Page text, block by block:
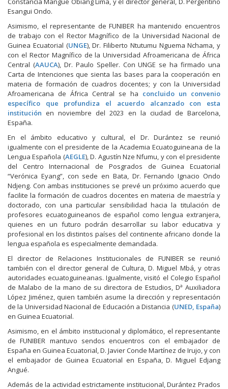
Esangui Ondo.
Asimismo, el representante de FUNIBER ha mantenido encuentros
de trabajo con el Rector Magnífico de la Universidad Nacional de
Guinea Ecuatorial (UNGE), Dr. Filiberto Ntutumu Nguema Nchama, y
con el Rector Magnífico de la Universidad Afroamericana de África
Central (AAUCA), Dr. Paulo Speller. Con UNGE se ha firmado una
Carta de Intenciones que sienta las bases para la cooperación en
materia de formación de cuadros docentes; y con la Universidad
Afroamericana de África Central se ha concluido un convenio
específico que profundiza el acuerdo alcanzado con esta
institución en noviembre del 2023 en la ciudad de Barcelona,
España.
En el ámbito educativo y cultural, el Dr. Durántez se reunió
igualmente con el presidente de la Academia Ecuatoguineana de la
Lengua Española (AEGLE), D. Agustín Nze Nfumu, y con el presidente
del Centro Internacional de Posgrados de Guinea Ecuatorial
“Verónica Eyang”, con sede en Bata, Dr. Fernando Ignacio Ondo
Ndjeng. Con ambas instituciones se prevé un próximo acuerdo que
facilite la formación de cuadros docentes en materia de maestría y
doctorado, con una particular sensibilidad hacia la titulación de
profesores ecuatoguineanos de español como lengua extranjera,
quienes en un futuro podrán desarrollar su labor educativa y
profesional en los distintos países del continente africano donde la
lengua española es especialmente demandada.
El director de Relaciones Institucionales de FUNIBER se reunió
también con el director general de Cultura, D. Miguel Mbá, y otras
autoridades ecuatoguineanas. Igualmente, visitó el Colegio Español
de Malabo de la mano de su directora de Estudios, Dª Auxiliadora
López Jiménez, quien también asume la dirección y representación
de la Universidad Nacional de Educación a Distancia (UNED, España)
en Guinea Ecuatorial.
Asimismo, en el ámbito institucional y diplomático, el representante
de FUNIBER mantuvo sendos encuentros con el embajador de
España en Guinea Ecuatorial, D. Javier Conde Martínez de Irujo, y con
el embajador de Guinea Ecuatorial en España, D. Miguel Edjang
Angué.
Además de la actividad estrictamente institucional, Durántez Prados